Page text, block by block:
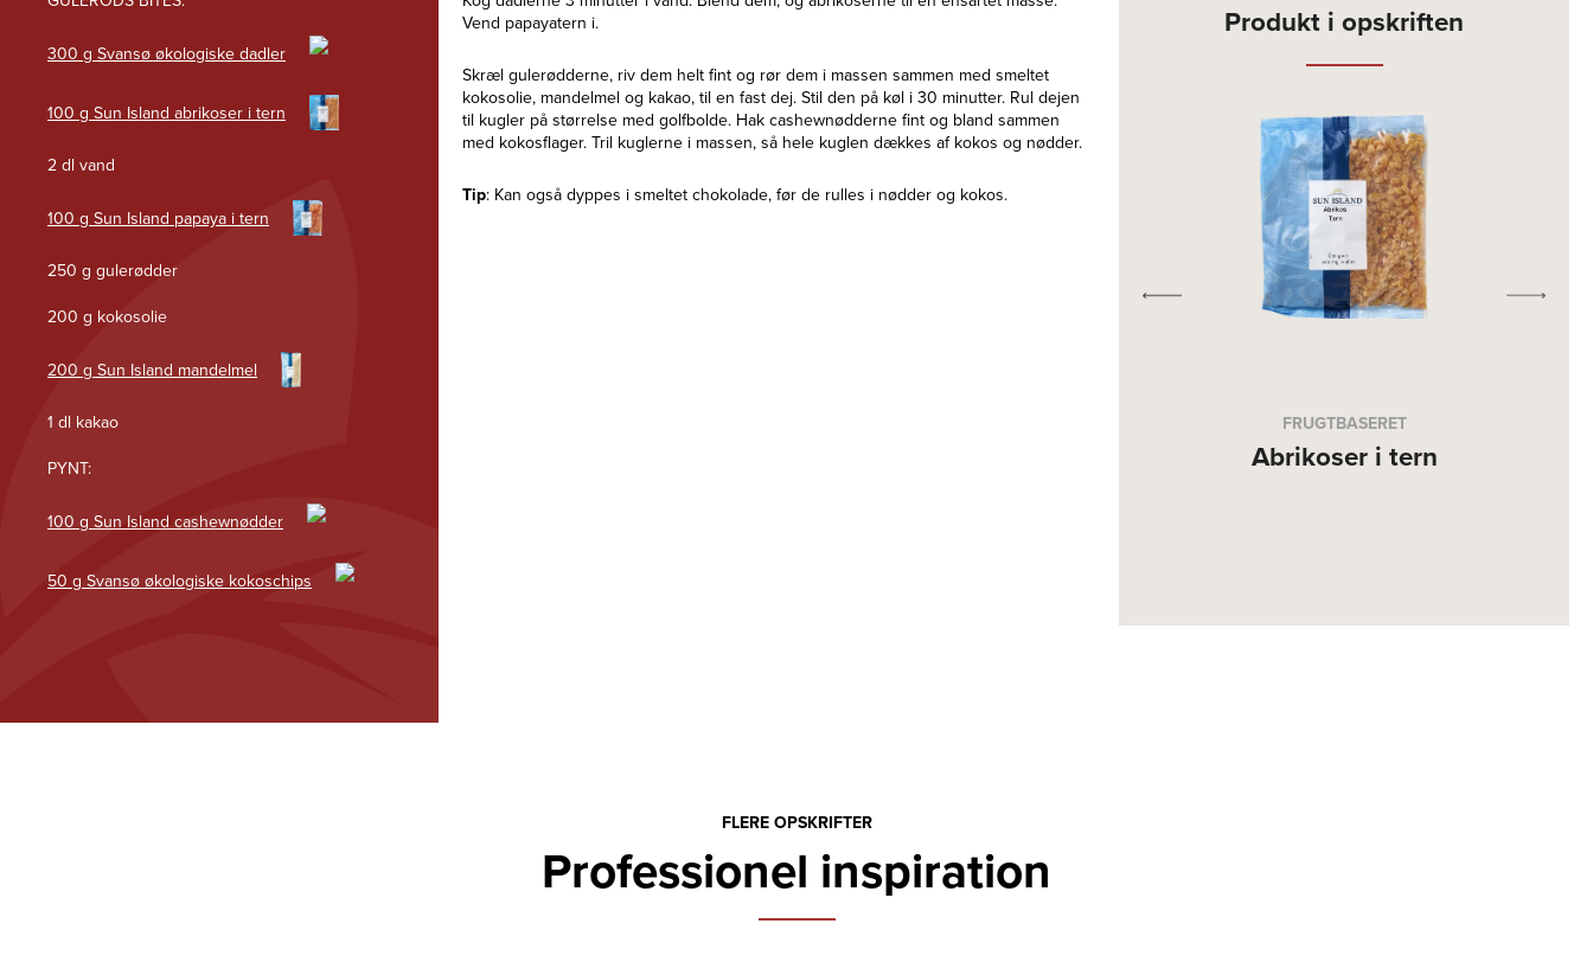
300 g Svansø økologiske dadler
100 g Sun Island abrikoser i tern
2 dl vand
100 g Sun Island papaya i tern
250 g gulerødder
200 g kokosolie
200 g Sun Island mandelmel
1 dl kakao
PYNT:
100 g Sun Island cashewnødder
50 g Svansø økologiske kokoschips
Vend papayatern i.
Skræl gulerødderne, riv dem helt fint og rør dem i massen sammen med smeltet
kokosolie, mandelmel og kakao, til en fast dej. Stil den på køl i 30 minutter. Rul dejen
til kugler på størrelse med golfbolde. Hak cashewnødderne fint og bland sammen
med kokosflager. Tril kuglerne i massen, så hele kuglen dækkes af kokos og nødder.
Tip: Kan også dyppes i smeltet chokolade, før de rulles i nødder og kokos.
Produkt i opskriften
FRUGTBASERET
Abrikoser i tern
FLERE OPSKRIFTER
Professionel inspiration